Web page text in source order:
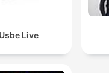
Live